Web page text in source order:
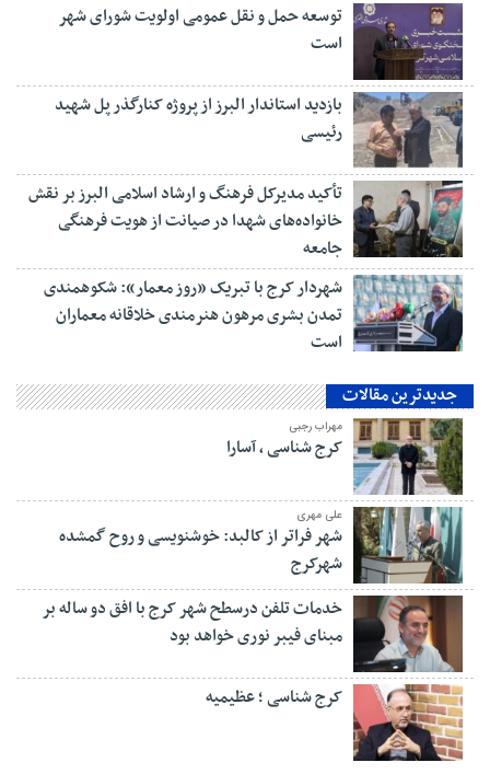
توسعه حمل و نقل عمومی اولویت شورای شهر
است
بازدید استاندار البرز از پروژه کنارگذر پل شهید
رئیسی
تأکید مدیرکل فرهنگ و ارشاد اسلامی البرز بر نقش
خانواده‌های شهدا در صیانت از هویت فرهنگی
جامعه
شهردار کرج با تبریک «روز معمار»: شکوهمندی
تمدن بشری مرهون هنرمندی خلاقانه معماران
است
جدیدترین مقالات
مهراب رجبی
کرج شناسی ، آسارا
علی مهری
شهر فراتر از کالبد: خوشنویسی و روح گمشده
شهرکرج
خدمات تلفن درسطح شهر کرج با افق دو ساله بر
مبنای فیبر نوری خواهد بود
کرج شناسی ؛ عظیمیه